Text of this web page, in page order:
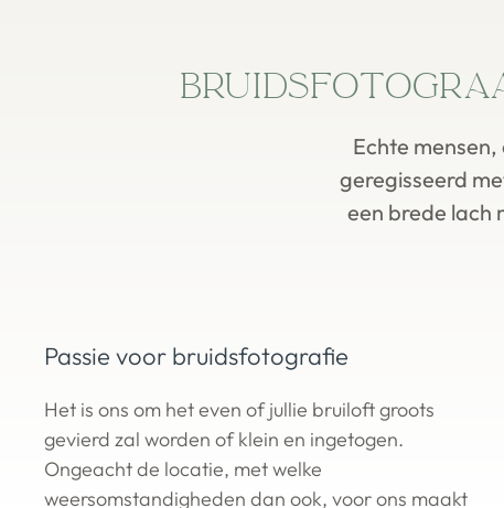
Echte
geregisseerd
een brede lach
Passie voor bruidsfotografie
Het is ons om het even of jullie bruiloft groots
gevierd zal worden of klein en ingetogen.
Ongeacht de locatie, met welke
weersomstandigheden dan ook, voor ons maakt